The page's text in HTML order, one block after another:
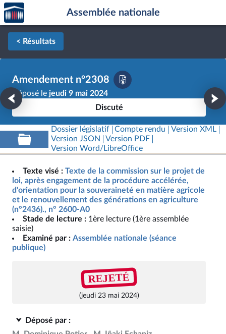
Aller au contenu
Aller en bas de la page
Accèder
à la
page
d'accueil
Assemblée nationale
< Résultats
Amendement n°2308
Déposé le jeudi 9 mai 2024
Discuté
Dossier législatif Compte rendu
Version XML
Version JSON
Version PDF
Version Word/LibreOffice
Texte visé : Texte de la commission sur le projet de
loi, après engagement de la procédure accélérée,
d'orientation pour la souveraineté en matière agricole
et le renouvellement des générations en agriculture
(n°2436)., n° 2600-A0
Stade de lecture : 1ère lecture (1ère assemblée
saisie)
Examiné par : Assemblée nationale (séance
publique)
REJETÉ
(jeudi 23 mai 2024)
Déposé par :